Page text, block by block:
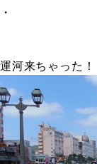
・
運河来ちゃった！